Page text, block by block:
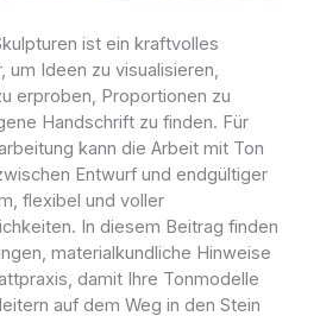
ist ein kraftvolles
Ideen zu visualisieren,
erproben, Proportionen zu
Handschrift zu finden. Für
kann die Arbeit mit Ton
Entwurf und endgültiger
flexibel und voller
In diesem Beitrag finden
materialkundliche Hinweise
damit Ihre Tonmodelle
auf dem Weg in den Stein